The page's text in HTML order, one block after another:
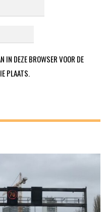
IN DEZE BROWSER VOOR DE
PLAATS.